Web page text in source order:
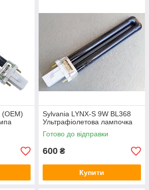
(OEM)
Sylvania LYNX-S 9W BL368
Ультрафіолетова лампочка
Готово до відправки
600 ₴
Купити